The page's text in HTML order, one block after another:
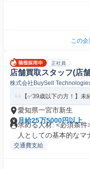
この
正社員
店舗買取スタッフ(店
株式会社BuySell
【✅39歳以下の方！】未
愛知県一宮市新生
月給25万5000円以上
求める人材: <必須条
人としての基本的なマ
交通費支給